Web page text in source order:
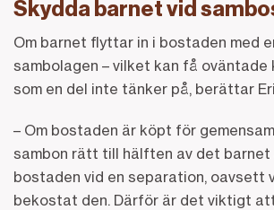
Skydda barnet vid
Om barnet flyttar in i bostaden med
sambolagen – vilket kan få oväntade
som en del inte tänker på, berättar
– Om bostaden är köpt för
sambon rätt till hälften av det barnet
bostaden vid en separation, oavsett
bekostat den. Därför är det viktigt